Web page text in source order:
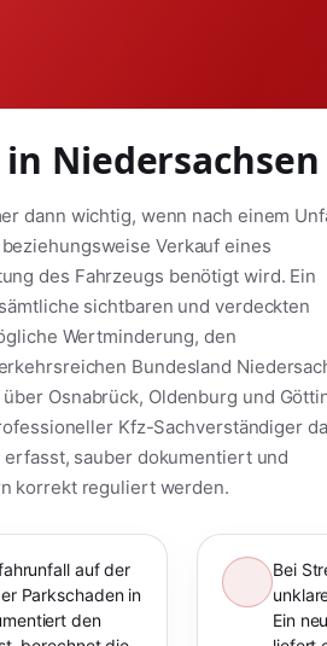
dann wichtig, wenn nach einem
Verkauf eines
des Fahrzeugs benötigt wird. Ein
sichtbaren und verdeckten
Wertminderung, den
Bundesland
Osnabrück, Oldenburg und
Kfz-Sachverständiger
sauber dokumentiert und
korrekt reguliert werden.
auf der
Parkschaden in
den
Bei
Ein